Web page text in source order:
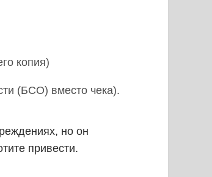
копия)
(БСО) вместо чека).
но он
привести.